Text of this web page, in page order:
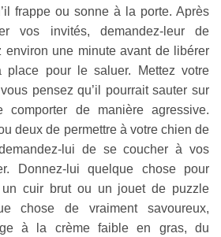
frappe ou sonne à la porte. Après
vos invités, demandez-leur de
environ une minute avant de libérer
place pour le saluer. Mettez votre
pensez qu’il pourrait sauter sur
de manière agressive.
deux de permettre à votre chien de
lui de se coucher à vos
Donnez-lui quelque chose pour
un cuir brut ou un jouet de puzzle
chose de vraiment savoureux,
à la crème faible en gras, du